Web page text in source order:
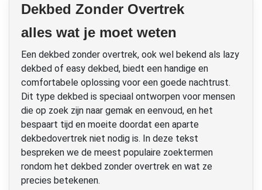
Dekbed Zonder Overtrek
alles wat je moet weten
Een dekbed zonder overtrek, ook wel bekend als lazy
dekbed of easy dekbed, biedt een handige en
comfortabele oplossing voor een goede nachtrust.
Dit type dekbed is speciaal ontworpen voor mensen
die op zoek zijn naar gemak en eenvoud, en het
bespaart tijd en moeite doordat een aparte
dekbedovertrek niet nodig is. In deze tekst
bespreken we de meest populaire zoektermen
rondom het dekbed zonder overtrek en wat ze
precies betekenen.